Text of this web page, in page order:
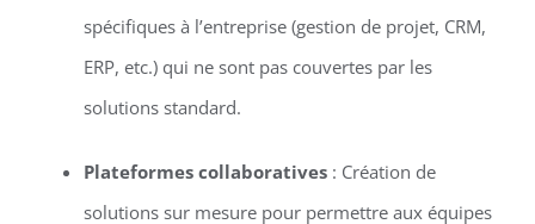
spécifiques à l’entreprise (gestion de projet, CRM,
ERP, etc.) qui ne sont pas couvertes par les
solutions standard.
Plateformes collaboratives: Création de
solutions sur mesure pour permettre aux équipes